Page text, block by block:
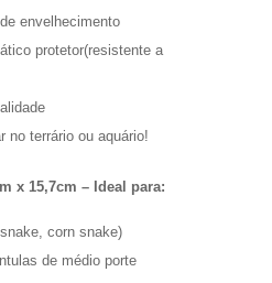
envelhecimento
protetor(resistente a
no terrário ou aquário!
x 15,7cm – Ideal para:
corn snake)
de médio porte